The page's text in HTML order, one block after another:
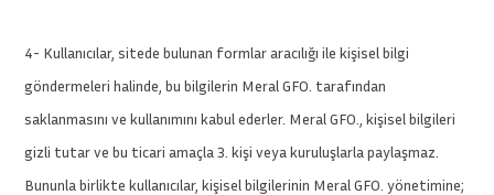
4- Kullanıcılar, sitede bulunan formlar aracılığı ile kişisel bilgi
göndermeleri halinde, bu bilgilerin Meral GFO. tarafından
saklanmasını ve kullanımını kabul ederler. Meral GFO., kişisel bilgileri
gizli tutar ve bu ticari amaçla 3. kişi veya kuruluşlarla paylaşmaz.
Bununla birlikte kullanıcılar, kişisel bilgilerinin Meral GFO. yönetimine;